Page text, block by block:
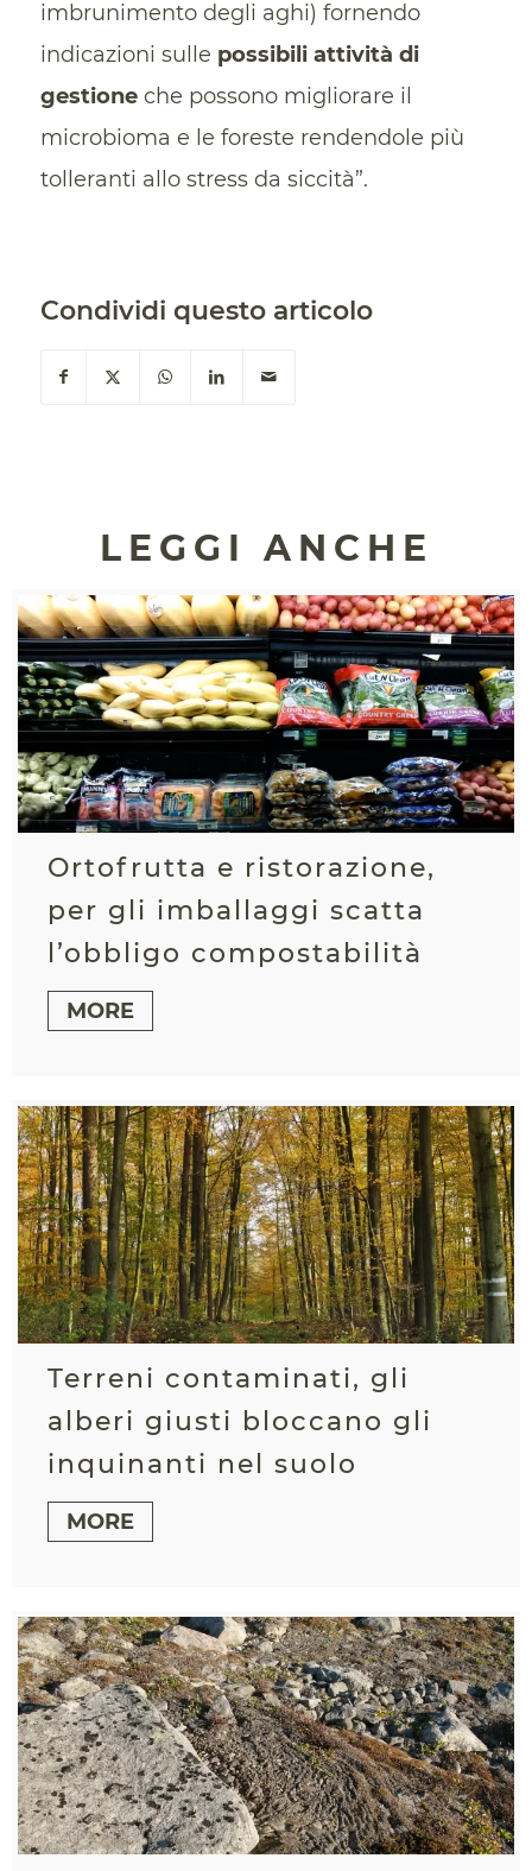
imbrunimento degli aghi) fornendo
indicazioni sulle possibili attività di
gestioneche possono migliorare il
microbioma e le foreste rendendole più
tolleranti allo stress da siccità”.
Condividi questo articolo
LEGGI ANCHE
Ortofrutta e ristorazione,
per gli imballaggi scatta
l’obbligo compostabilità
MORE
Terreni contaminati, gli
alberi giusti bloccano gli
inquinanti nel suolo
MORE